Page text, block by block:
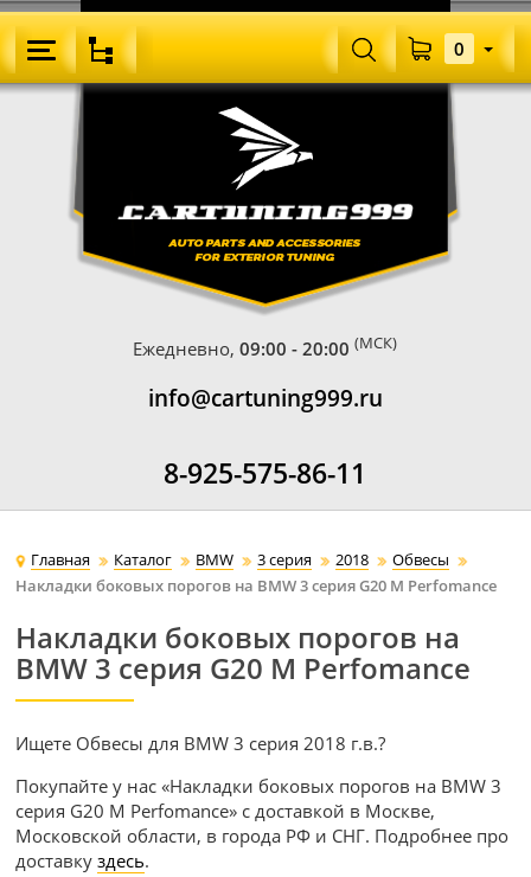
Ежедневно,09:00 - 20:00 (МСК)
info@cartuning999.ru
8-925-575-86-11
0
Главная Каталог BMW 3 серия 2018
Обвесы
Накладки боковых порогов на BMW 3 серия G20 M Perfomance
Накладки боковых порогов на
BMW 3 серия G20 M Perfomance
Ищете Обвесы для BMW 3 серия 2018 г.в.?
Покупайте у нас «Накладки боковых порогов на BMW 3
серия G20 M Perfomance» с доставкой в Москве,
Московской области, в города РФ и СНГ. Подробнее про
доставкуздесь.